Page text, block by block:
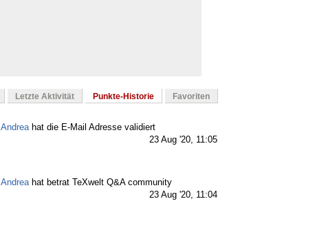
Letzte Aktivität Punkte-Historie Favoriten
Andreahat die E-Mail Adresse validiert
23 Aug '20, 11:05
Andreahat betrat TeXwelt Q&A community
23 Aug '20, 11:04